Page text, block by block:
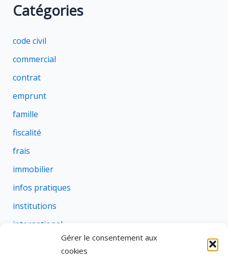
Gérer le consentement aux
cookies
Catégories
code civil
commercial
contrat
emprunt
famille
fiscalité
frais
immobilier
infos pratiques
institutions
international